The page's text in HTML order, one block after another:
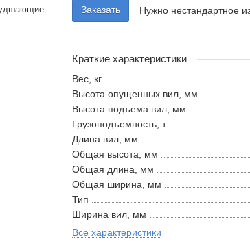
Заказать Нужно нестандартное
Краткие характеристики
Вес, кг
Высота опущенных вил, мм
Высота подъема вил, мм
Грузоподъемность, т
Длина вил, мм
Общая высота, мм
Общая длина, мм
Общая ширина, мм
Тип
Ширина вил, мм
Все характеристики